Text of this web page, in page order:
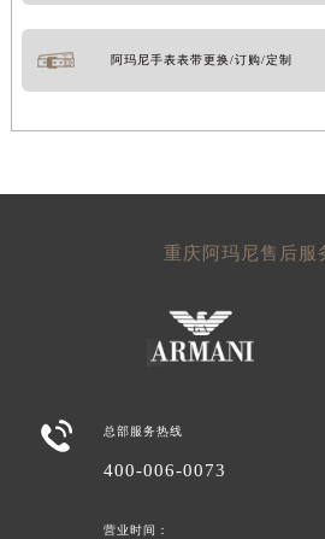
阿玛尼手表表带更换/订购/定制
重庆阿玛尼售后服
 总部服务热线
400-006-0073
营业时间：